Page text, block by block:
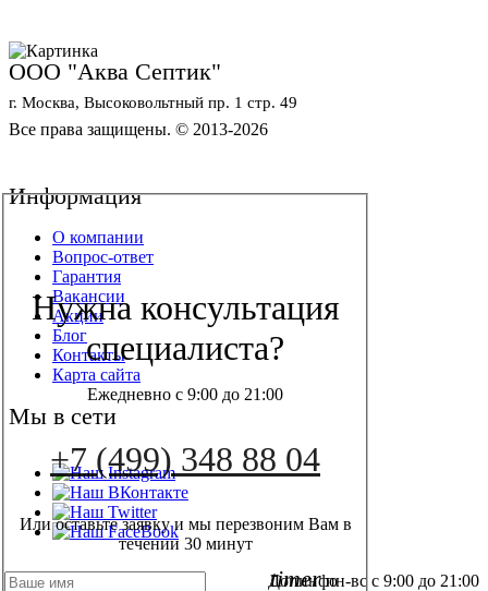
Нужна консультация
специалиста?
Ежедневно с 9:00 до 21:00
+7 (499) 348 88 04
Или оставьте заявку и мы перезвоним Вам в
течении 30 минут
Допинфо
ООО "Аква Септик"
г. Москва, Высоковольтный пр. 1 стр. 49
Все права защищены. © 2013-2026
Информация
О компании
Вопрос-ответ
Гарантия
Вакансии
Акции
Блог
Контакты
Карта сайта
Мы в сети
timerпн-вс с 9:00 до 21:00